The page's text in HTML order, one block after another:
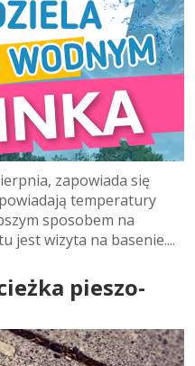
zapowiada się
temperatury
sposobem na
jest wizyta na basenie....
pieszo-